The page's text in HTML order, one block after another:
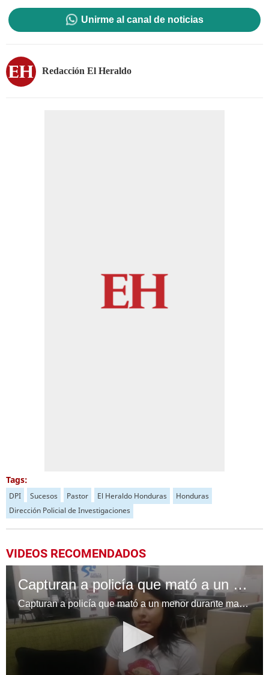
Unirme al canal de noticias
Redacción El Heraldo
Tags:
DPI Sucesos Pastor El Heraldo Honduras
Honduras
Dirección Policial de Investigaciones
VIDEOS RECOMENDADOS
Capturan a policía que mató a un menor durante protesta
Capturan a policía que mató a un menor durante manifestación post electoral cuyo nombre correponde a Olvin Fernando Gonzales, quien habría dado muerte el pasado mes de diciembre al menor.